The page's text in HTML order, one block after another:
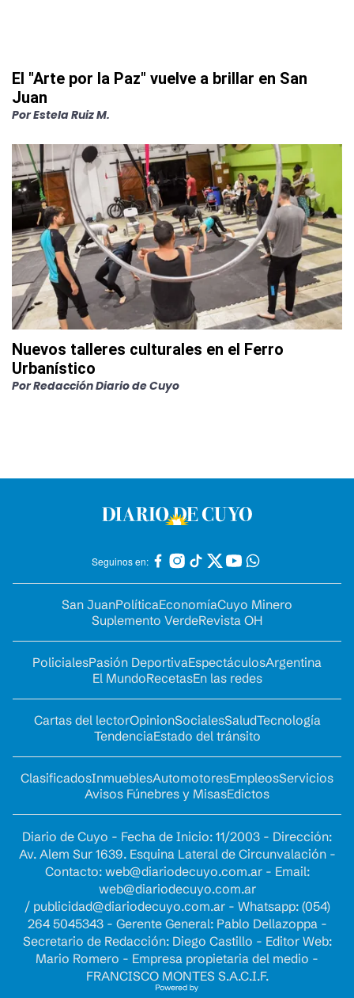
El "Arte por la Paz" vuelve a brillar en San
Juan
PorEstela Ruiz M.
Nuevos talleres culturales en el Ferro
Urbanístico
PorRedacción Diario de Cuyo
Seguinos en:
San JuanPolíticaEconomíaCuyo Minero
Suplemento VerdeRevista OH
PolicialesPasión DeportivaEspectáculosArgentina
El MundoRecetasEn las redes
Cartas del lectorOpinionSocialesSaludTecnología
TendenciaEstado del tránsito
ClasificadosInmueblesAutomotoresEmpleosServicios
Avisos Fúnebres y MisasEdictos
Diario de Cuyo - Fecha de Inicio: 11/2003 - Dirección:
Av. Alem Sur 1639. Esquina Lateral de Circunvalación -
Contacto: web@diariodecuyo.com.ar- Email:
web@diariodecuyo.com.ar
/ publicidad@diariodecuyo.com.ar- Whatsapp: (054)
264 5045343 - Gerente General: Pablo Dellazoppa -
Secretario de Redacción: Diego Castillo - Editor Web:
Mario Romero - Empresa propietaria del medio -
FRANCISCO MONTES S.A.C.I.F.